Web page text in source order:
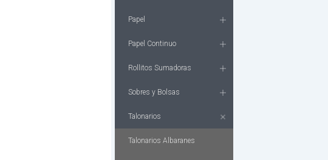
Papel
Papel Continuo
Rollitos Sumadoras
Sobres y Bolsas
Talonarios
Talonarios Albaranes